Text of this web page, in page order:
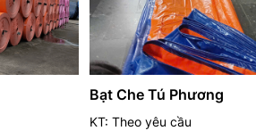
Bạt Che Tú Phương
KT: Theo yêu cầu